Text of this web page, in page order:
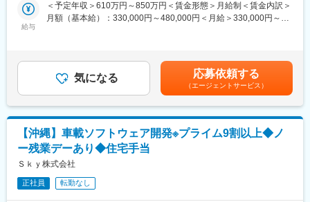
す。ご経験を考慮しつつPL／PMなどのポジションを積極的にお
任せしていきます。
開発をご担当いただきます。特に注力分野であるIoTにおいてWeb
システムのフロントエンド、バックエンドの開発で力を発揮して
■配属先について
昨今、組込機器単体でサービスを提供するのではなく、機器と
Webシステムが連携してサービスを提供するものが多くを占めて
きました。例えばクラウド上で生成されたHTMLコンテンツを組
込機器やスマホで表示し、そのUI上で機器やクラウド上のデータ
を操作できるサービスも多くなっています。機器からクラウドに
データをアップロードし、クラウド上でそのデータから消耗品の
利用状況を可視化・自動分析し、交換案内まで行うようなサービ
スもあります。そのため、組込機器開発でも、C/C++/RTOSのよ
うな組込系の機器開発に加えて、Webシステム側のフロントエン
給与
＜予定年収＞610万円～850万円＜賃金形態＞月給制＜賃金内訳＞
月額（基本給）：330,000円～480,000円＜月給＞330,000円～
収：6,500,000円 チーフ 35歳 年収：8,500,000円※上記は一
例となり、役職は年齢ではなくスキルにて判断。賃金はあくまで
も目安の金額であり、選考を通じて上下する可能性があります。
月給(月額)は固定手当を含めた表記です。
気になる 応募依頼する
（エージェントサービス）
【沖縄】車載ソフトウェア開発※プライム9割以上◆ノ
ー残業デーあり◆住宅手当
Ｓｋｙ株式会社
正社員 転勤なし